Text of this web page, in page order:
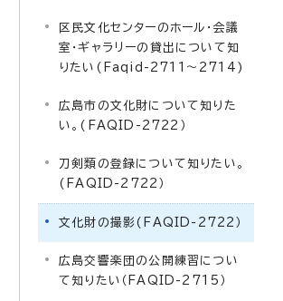
区民文化センターのホール・会議
室・ギャラリーの貸出について知
りたい(Faqid-2711～2714)
広島市の文化財について知りた
い。(FAQID-2722）
刀剣類の登録について知りたい。
(FAQID-2722）
文化財の撮影(FAQID-2722）
広島交響楽団の公開練習につい
て知りたい（FAQID-2715）